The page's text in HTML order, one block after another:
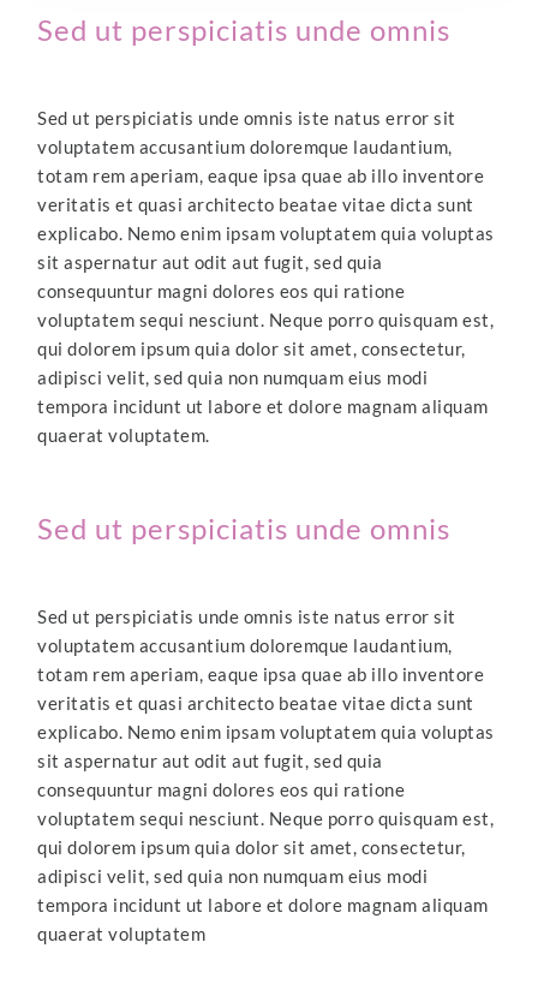
Sed ut perspiciatis unde omnis
Sed ut perspiciatis unde omnis iste natus error sit
voluptatem accusantium doloremque laudantium,
totam rem aperiam, eaque ipsa quae ab illo inventore
veritatis et quasi architecto beatae vitae dicta sunt
explicabo. Nemo enim ipsam voluptatem quia voluptas
sit aspernatur aut odit aut fugit, sed quia
consequuntur magni dolores eos qui ratione
voluptatem sequi nesciunt. Neque porro quisquam est,
qui dolorem ipsum quia dolor sit amet, consectetur,
adipisci velit, sed quia non numquam eius modi
tempora incidunt ut labore et dolore magnam aliquam
quaerat voluptatem.
Sed ut perspiciatis unde omnis
Sed ut perspiciatis unde omnis iste natus error sit
voluptatem accusantium doloremque laudantium,
totam rem aperiam, eaque ipsa quae ab illo inventore
veritatis et quasi architecto beatae vitae dicta sunt
explicabo. Nemo enim ipsam voluptatem quia voluptas
sit aspernatur aut odit aut fugit, sed quia
consequuntur magni dolores eos qui ratione
voluptatem sequi nesciunt. Neque porro quisquam est,
qui dolorem ipsum quia dolor sit amet, consectetur,
adipisci velit, sed quia non numquam eius modi
tempora incidunt ut labore et dolore magnam aliquam
quaerat voluptatem